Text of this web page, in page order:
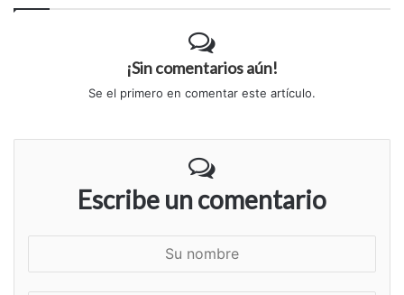
¡Sin comentarios aún!
Se el primero en comentar este artículo.
Escribe un comentario